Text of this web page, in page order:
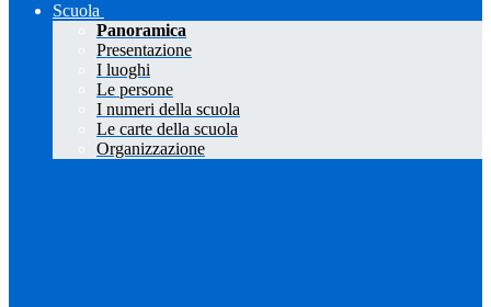
Scuola
Panoramica
Presentazione
I luoghi
Le persone
I numeri della scuola
Le carte della scuola
Organizzazione